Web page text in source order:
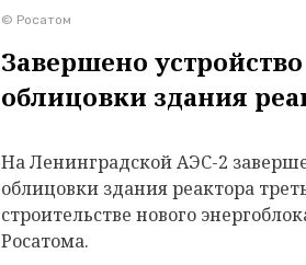
© Росатом
Завершено
облицовки здания
На Ленинградской АЭС-2
облицовки здания реактора
строительстве нового
Росатома.